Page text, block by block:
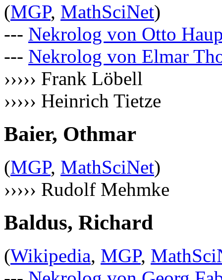
(MGP, MathSciNet)
--- Nekrolog von Otto
--- Nekrolog von Elmar
››››› Frank Löbell
››››› Heinrich Tietze
Baier, Othmar
(MGP, MathSciNet)
››››› Rudolf Mehmke
Baldus, Richard
(Wikipedia, MGP,